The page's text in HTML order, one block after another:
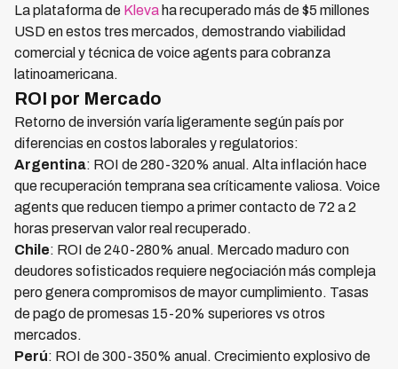
La plataforma de Kleva ha recuperado más de $5 millones
USD en estos tres mercados, demostrando viabilidad
comercial y técnica de voice agents para cobranza
latinoamericana.
ROI por Mercado
Retorno de inversión varía ligeramente según país por
diferencias en costos laborales y regulatorios:
Argentina: ROI de 280-320% anual. Alta inflación hace
que recuperación temprana sea críticamente valiosa. Voice
agents que reducen tiempo a primer contacto de 72 a 2
horas preservan valor real recuperado.
Chile: ROI de 240-280% anual. Mercado maduro con
deudores sofisticados requiere negociación más compleja
pero genera compromisos de mayor cumplimiento. Tasas
de pago de promesas 15-20% superiores vs otros
mercados.
Perú: ROI de 300-350% anual. Crecimiento explosivo de